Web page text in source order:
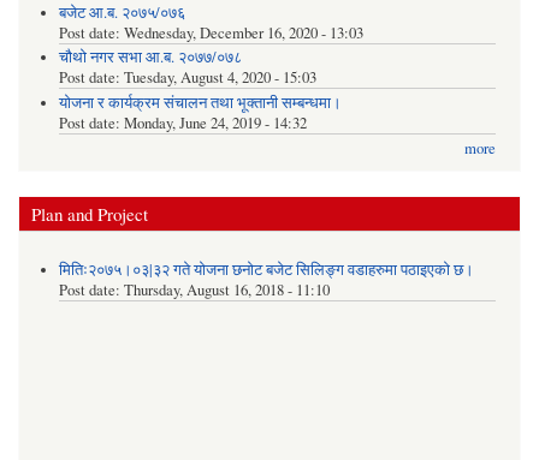
बजेट आ.ब. २०७५/०७६
Post date: Wednesday, December 16, 2020 - 13:03
चौथो नगर सभा आ.ब. २०७७/०७८
Post date: Tuesday, August 4, 2020 - 15:03
योजना र कार्यक्रम संचालन तथा भूक्तानी सम्बन्धमा।
Post date: Monday, June 24, 2019 - 14:32
more
Plan and Project
मितिः२०७५।०३|३२ गते योजना छनोट बजेट सिलिङ्ग वडाहरुमा पठाइएको छ​।
Post date: Thursday, August 16, 2018 - 11:10